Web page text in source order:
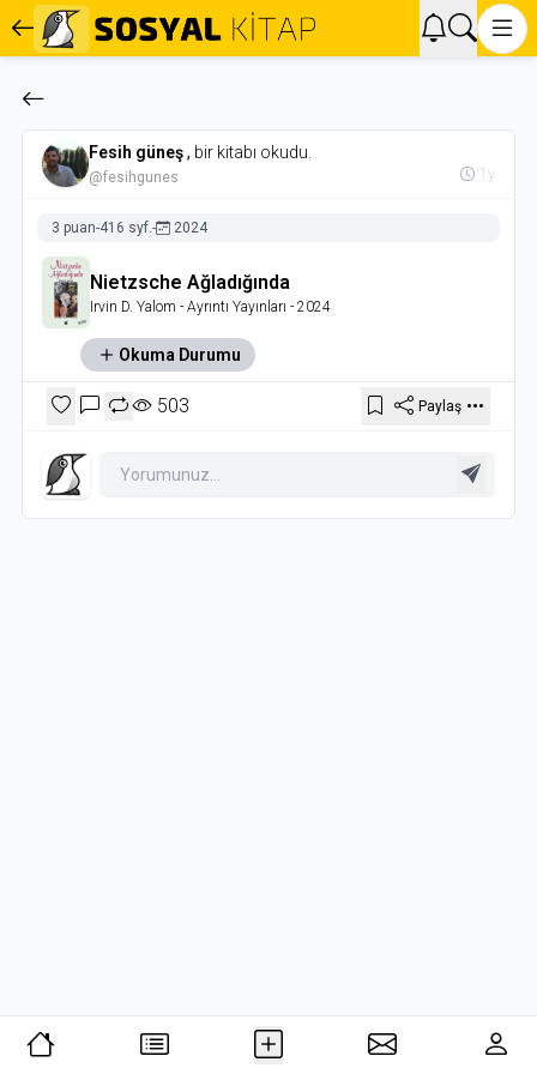
Fesih güneş, bir kitabı okudu.
@fesihgunes 1y
3 puan-416 syf.- 2024
Nietzsche Ağladığında
Irvin D. Yalom - Ayrıntı Yayınları - 2024
Okuma Durumu
503 Paylaş